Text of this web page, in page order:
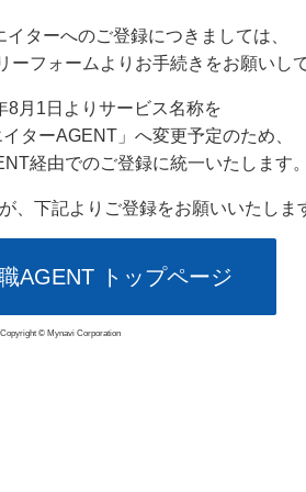
ターへのご登録につきましては、
ーフォームよりお手続きをお願いし
8月1日よりサービス名称を
ターAGENT」へ変更予定のため、
経由でのご登録に統一いたします。
、下記よりご登録をお願いいたしま
AGENT トップページ
Copyright © Mynavi Corporation